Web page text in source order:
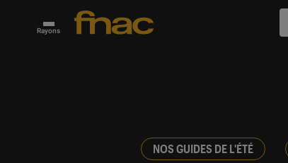
Rayons
NOS GUIDES DE L'ÉTÉ